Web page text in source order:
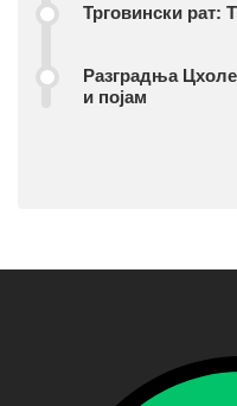
Трговински рат:
Разградња
и појам